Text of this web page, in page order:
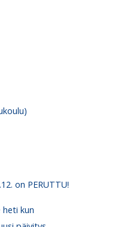
on PERUTTU!
kun